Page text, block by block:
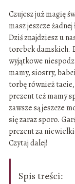
Czujesz już magię
masz jeszcze
Dziś znajdziesz u
torebek damskich.
wyjątkowe
mamy, siostry,
torbę również
prezent też mamy
zawsze są jeszcze
się zaraz sporo.
prezent za
Czytaj dalej!
Spis treści: